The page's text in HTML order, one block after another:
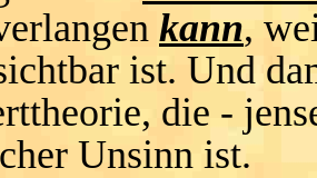
kann,
ist. Und
die -
Unsinn ist.